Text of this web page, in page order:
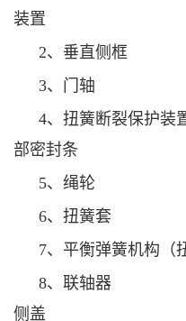
装置
2、垂直侧框
3、门轴
4、扭簧断裂保护
部密封条
5、绳轮
6、扭簧套
7、平衡弹簧机构
8、联轴器
侧盖